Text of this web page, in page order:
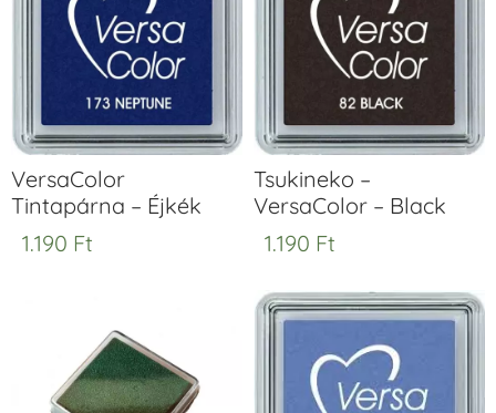
VersaColor
Tintapárna – Éjkék
1.190 Ft
Tsukineko –
VersaColor – Black
1.190 Ft